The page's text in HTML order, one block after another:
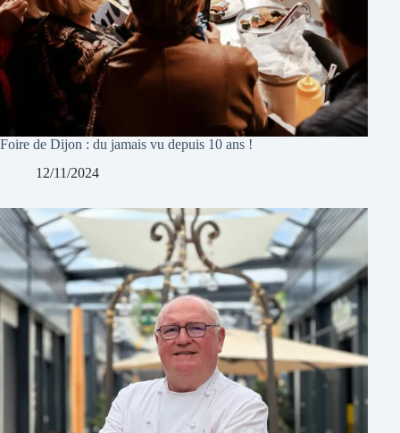
Foire de Dijon : du jamais vu depuis 10 ans !
12/11/2024